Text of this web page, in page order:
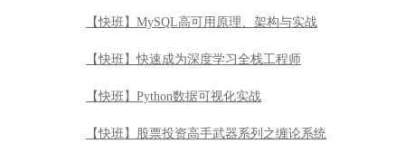
【快班】MySQL高可用原理、架构与实战
【快班】快速成为深度学习全栈工程师
【快班】Python数据可视化实战
【快班】股票投资高手武器系列之缠论系统